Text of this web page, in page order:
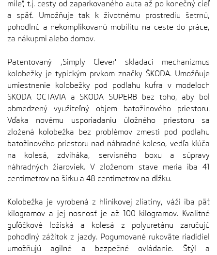
míle", t.j. cesty od zaparkovaného auta až po konečný cieľ
a späť. Umožňuje tak k životnému prostrediu šetrnú,
pohodlnú a nekomplikovanú mobilitu na ceste do práce,
za nákupmi alebo domov.
Patentovaný ,Simply Clever' skladací mechanizmus
kolobežky je typickým prvkom značky ŠKODA. Umožňuje
umiestnenie kolobežky pod podlahu kufra v modeloch
ŠKODA OCTAVIA a ŠKODA SUPERB bez toho, aby bol
obmedzený využiteľný objem batožinového priestoru.
Vďaka novému usporiadaniu úložného priestoru sa
zložená kolobežka bez problémov zmestí pod podlahu
batožinového priestoru nad náhradné koleso, vedľa kľúča
na kolesá, zdviháka, servisného boxu a súpravy
náhradných žiaroviek. V zloženom stave meria iba 41
centimetrov na šírku a 48 centimetrov na dĺžku.
Kolobežka je vyrobená z hliníkovej zliatiny, váži iba päť
kilogramov a jej nosnosť je až 100 kilogramov. Kvalitné
guľôčkové ložiská a kolesá z polyuretánu zaručujú
pohodlný zážitok z jazdy. Pogumované rukoväte riadidiel
umožňujú agilné a bezpečné ovládanie. Štýl a